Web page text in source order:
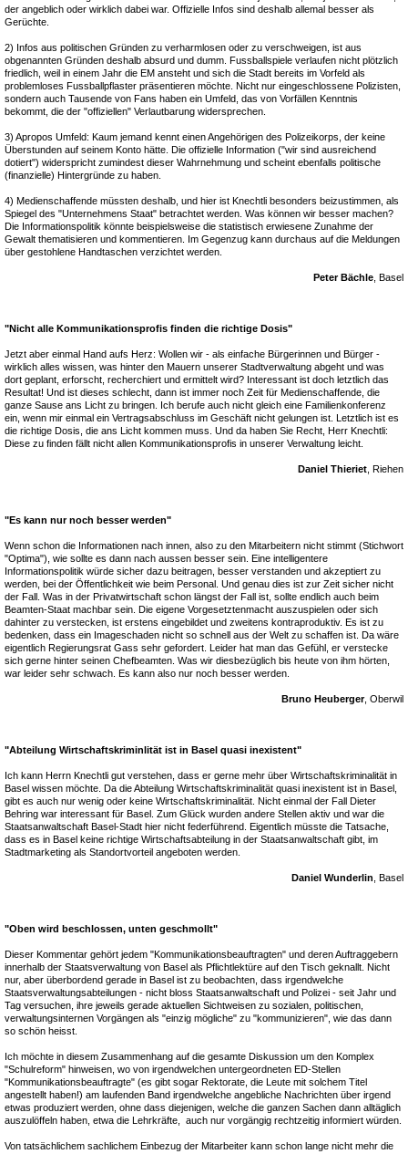
der angeblich oder wirklich dabei war. Offizielle Infos sind deshalb allemal besser als
Gerüchte.
2) Infos aus politischen Gründen zu verharmlosen oder zu verschweigen, ist aus
obgenannten Gründen deshalb absurd und dumm. Fussballspiele verlaufen nicht plötzlich
friedlich, weil in einem Jahr die EM ansteht und sich die Stadt bereits im Vorfeld als
problemloses Fussballpflaster präsentieren möchte. Nicht nur eingeschlossene Polizisten,
sondern auch Tausende von Fans haben ein Umfeld, das von Vorfällen Kenntnis
bekommt, die der "offiziellen" Verlautbarung widersprechen.
3) Apropos Umfeld: Kaum jemand kennt einen Angehörigen des Polizeikorps, der keine
Überstunden auf seinem Konto hätte. Die offizielle Information ("wir sind ausreichend
dotiert") widerspricht zumindest dieser Wahrnehmung und scheint ebenfalls politische
(finanzielle) Hintergründe zu haben.
4) Medienschaffende müssten deshalb, und hier ist Knechtli besonders beizustimmen, als
Spiegel des "Unternehmens Staat" betrachtet werden. Was können wir besser machen?
Die Informationspolitik könnte beispielsweise die statistisch erwiesene Zunahme der
Gewalt thematisieren und kommentieren. Im Gegenzug kann durchaus auf die Meldungen
über gestohlene Handtaschen verzichtet werden.
Peter Bächle , Basel
"Nicht alle Kommunikationsprofis finden die richtige Dosis"
Jetzt aber einmal Hand aufs Herz: Wollen wir - als einfache Bürgerinnen und Bürger -
wirklich alles wissen, was hinter den Mauern unserer Stadtverwaltung abgeht und was
dort geplant, erforscht, recherchiert und ermittelt wird? Interessant ist doch letztlich das
Resultat! Und ist dieses schlecht, dann ist immer noch Zeit für Medienschaffende, die
ganze Sause ans Licht zu bringen. Ich berufe auch nicht gleich eine Familienkonferenz
ein, wenn mir einmal ein Vertragsabschluss im Geschäft nicht gelungen ist. Letztlich ist es
die richtige Dosis, die ans Licht kommen muss. Und da haben Sie Recht, Herr Knechtli:
Diese zu finden fällt nicht allen Kommunikationsprofis in unserer Verwaltung leicht.
Daniel Thieriet , Riehen
"Es kann nur noch besser werden"
Wenn schon die Informationen nach innen, also zu den Mitarbeitern nicht stimmt (Stichwort
"Optima"), wie sollte es dann nach aussen besser sein. Eine intelligentere
Informationspolitik würde sicher dazu beitragen, besser verstanden und akzeptiert zu
werden, bei der Öffentlichkeit wie beim Personal. Und genau dies ist zur Zeit sicher nicht
der Fall. Was in der Privatwirtschaft schon längst der Fall ist, sollte endlich auch beim
Beamten-Staat machbar sein. Die eigene Vorgesetztenmacht auszuspielen oder sich
dahinter zu verstecken, ist erstens eingebildet und zweitens kontraproduktiv. Es ist zu
bedenken, dass ein Imageschaden nicht so schnell aus der Welt zu schaffen ist. Da wäre
eigentlich Regierungsrat Gass sehr gefordert. Leider hat man das Gefühl, er verstecke
sich gerne hinter seinen Chefbeamten. Was wir diesbezüglich bis heute von ihm hörten,
war leider sehr schwach. Es kann also nur noch besser werden.
Bruno Heuberger, Oberwil
"Abteilung Wirtschaftskriminlität ist in Basel quasi inexistent"
Ich kann Herrn Knechtli gut verstehen, dass er gerne mehr über Wirtschaftskriminalität in
Basel wissen möchte. Da die Abteilung Wirtschaftskriminalität quasi inexistent ist in Basel,
gibt es auch nur wenig oder keine Wirtschaftskriminalität. Nicht einmal der Fall Dieter
Behring war interessant für Basel. Zum Glück wurden andere Stellen aktiv und war die
Staatsanwaltschaft Basel-Stadt hier nicht federführend. Eigentlich müsste die Tatsache,
dass es in Basel keine richtige Wirtschaftsabteilung in der Staatsanwaltschaft gibt, im
Stadtmarketing als Standortvorteil angeboten werden.
Daniel Wunderlin , Basel
"Oben wird beschlossen, unten geschmollt"
Dieser Kommentar gehört jedem "Kommunikationsbeauftragten" und deren Auftraggebern
innerhalb der Staatsverwaltung von Basel als Pflichtlektüre auf den Tisch geknallt. Nicht
nur, aber überbordend gerade in Basel ist zu beobachten, dass irgendwelche
Staatsverwaltungsabteilungen - nicht bloss Staatsanwaltschaft und Polizei - seit Jahr und
Tag versuchen, ihre jeweils gerade aktuellen Sichtweisen zu sozialen, politischen,
verwaltungsinternen Vorgängen als "einzig mögliche" zu "kommunizieren", wie das dann
so schön heisst.
Ich möchte in diesem Zusammenhang auf die gesamte Diskussion um den Komplex
"Schulreform" hinweisen, wo von irgendwelchen untergeordneten ED-Stellen
"Kommunikationsbeauftragte" (es gibt sogar Rektorate, die Leute mit solchem Titel
angestellt haben!) am laufenden Band irgendwelche angebliche Nachrichten über irgend
etwas produziert werden, ohne dass diejenigen, welche die ganzen Sachen dann alltäglich
auszulöffeln haben, etwa die Lehrkräfte, auch nur vorgängig rechtzeitig informiert würden.
Von tatsächlichem sachlichem Einbezug der Mitarbeiter kann schon lange nicht mehr die